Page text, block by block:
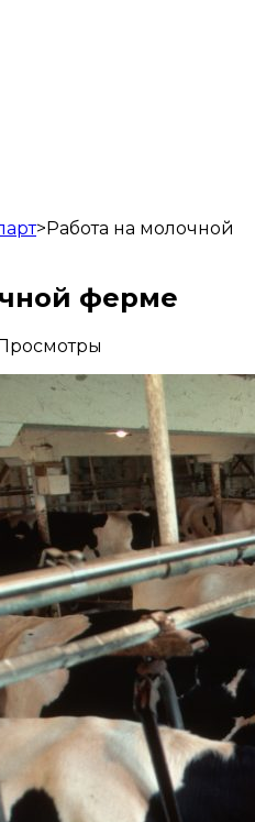
>Работа на молочной
ферме